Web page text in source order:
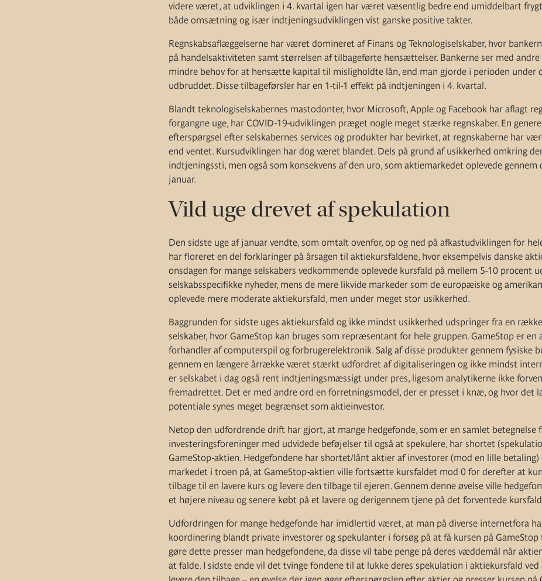
videre været, at udviklingen i 4. kvartal igen har været væsentlig bedre end umiddelbart
både omsætning og især indtjeningsudviklingen vist ganske positive takter.
Regnskabsaflæggelserne har været domineret af Finans og Teknologiselskaber, hvor
på handelsaktiviteten samt størrelsen af tilbageførte hensættelser. Bankerne ser med andre
mindre behov for at hensætte kapital til misligholdte lån, end man gjorde i perioden under
udbruddet. Disse tilbageførsler har en 1-til-1 effekt på indtjeningen i 4. kvartal.
Blandt teknologiselskabernes mastodonter, hvor Microsoft, Apple og Facebook har aflagt
forgangne uge, har COVID-19-udviklingen præget nogle meget stærke regnskaber. En
efterspørgsel efter selskabernes services og produkter har bevirket, at regnskaberne har
end ventet. Kursudviklingen har dog været blandet. Dels på grund af usikkerhed omkring
indtjeningssti, men også som konsekvens af den uro, som aktiemarkedet oplevede gennem
januar.
Vild uge drevet af spekulation
Den sidste uge af januar vendte, som omtalt ovenfor, op og ned på afkastudviklingen for
har floreret en del forklaringer på årsagen til aktiekursfaldene, hvor eksempelvis danske
onsdagen for mange selskabers vedkommende oplevede kursfald på mellem 5-10 procent
selskabsspecifikke nyheder, mens de mere likvide markeder som de europæiske og
oplevede mere moderate aktiekursfald, men under meget stor usikkerhed.
Baggrunden for sidste uges aktiekursfald og ikke mindst usikkerhed udspringer fra en
selskaber, hvor GameStop kan bruges som repræsentant for hele gruppen. GameStop er en
forhandler af computerspil og forbrugerelektronik. Salg af disse produkter gennem fysiske
gennem en længere årrække været stærkt udfordret af digitaliseringen og ikke mindst
er selskabet i dag også rent indtjeningsmæssigt under pres, ligesom analytikerne ikke
fremadrettet. Det er med andre ord en forretningsmodel, der er presset i knæ, og hvor det
potentiale synes meget begrænset som aktieinvestor.
Netop den udfordrende drift har gjort, at mange hedgefonde, som er en samlet betegnelse
investeringsforeninger med udvidede beføjelser til også at spekulere, har shortet
GameStop-aktien. Hedgefondene har shortet/lånt aktier af investorer (mod en lille betaling)
markedet i troen på, at GameStop-aktien ville fortsætte kursfaldet mod 0 for derefter at
tilbage til en lavere kurs og levere den tilbage til ejeren. Gennem denne øvelse ville
et højere niveau og senere købt på et lavere og derigennem tjene på det forventede
Udfordringen for mange hedgefonde har imidlertid været, at man på diverse internetfora
koordinering blandt private investorer og spekulanter i forsøg på at få kursen på GameStop
gøre dette presser man hedgefondene, da disse vil tabe penge på deres væddemål når
at falde. I sidste ende vil det tvinge fondene til at lukke deres spekulation i aktiekursfald